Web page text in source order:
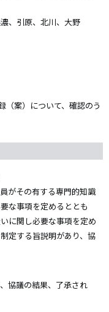
、引原、北川、大野
（案）について、確認のう
がその有する専門的知識
な事項を定めるととも
に関し必要な事項を定め
定する旨説明があり、協
協議の結果、了承され